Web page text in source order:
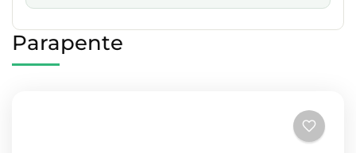
Parapente